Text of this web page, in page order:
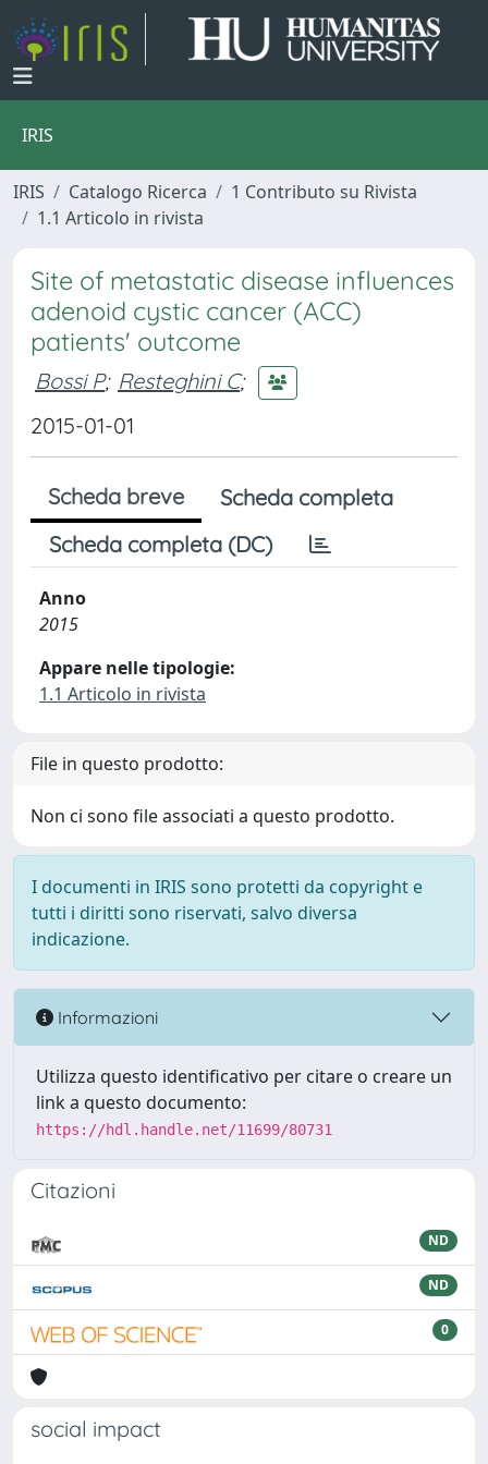
IRIS
IRIS Catalogo Ricerca
1 Contributo su Rivista
1.1 Articolo in rivista
Site of metastatic disease influences
adenoid cystic cancer (ACC)
patients' outcome
Bossi P; Resteghini C;
2015-01-01
Scheda breve
Scheda completa
Scheda completa (DC)
Anno
2015
Appare nelle tipologie:
1.1 Articolo in rivista
File in questo prodotto:
Non ci sono file associati a questo prodotto.
I documenti in IRIS sono protetti da copyright e
tutti i diritti sono riservati, salvo diversa
indicazione.
Informazioni
Utilizza questo identificativo per citare o creare un
link a questo documento:
https://hdl.handle.net/11699/80731
Citazioni
ND
ND
0
social impact